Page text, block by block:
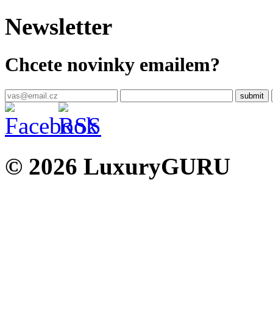
Newsletter
Chcete novinky emailem?
© 2026 LuxuryGURU